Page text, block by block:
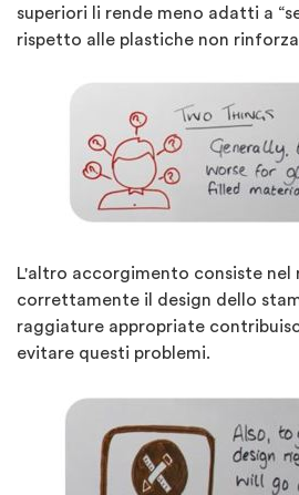
superiori li rende meno adatti a
rispetto alle plastiche non
L'altro accorgimento consiste nel
correttamente il design dello
raggiature appropriate
evitare questi problemi.